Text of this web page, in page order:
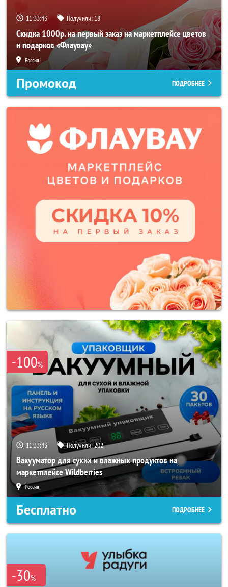
11:33:41 Получили: 18
Скидка 1000р. на первый заказ на маркетплейсе цветов
и подарков «Флаувау»
Россия
Промокод ПОДРОБНЕЕ
-100%
11:33:41 Получили:202
Вакууматор для сухих и влажных продуктов на
маркетплейсе Wildberries
Россия
Бесплатно ПОДРОБНЕЕ
-30%